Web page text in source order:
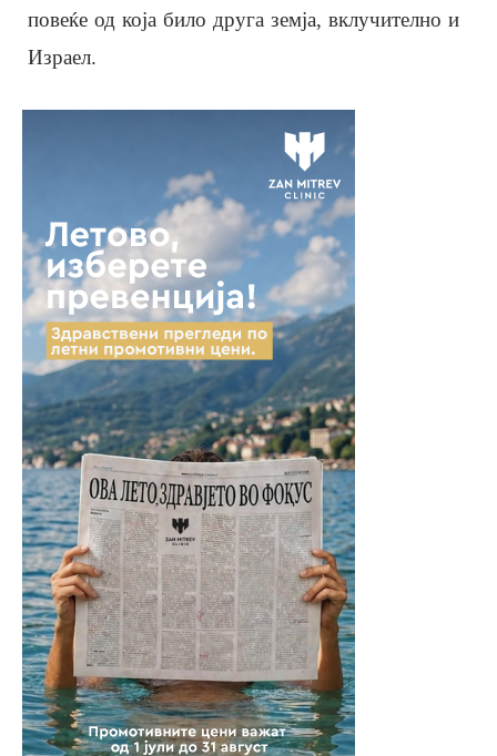
повеќе од која било друга земја, вклучително и
Израел.